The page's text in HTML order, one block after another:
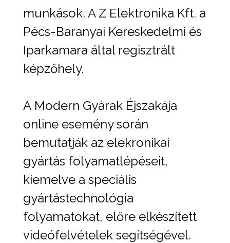
munkások. A Z Elektronika Kft. a
Pécs-Baranyai Kereskedelmi és
Iparkamara által regisztrált
képzőhely.
A Modern Gyárak Éjszakája
online esemény során
bemutatják az elekronikai
gyártás folyamatlépéseit,
kiemelve a speciális
gyártástechnológia
folyamatokat, előre elkészített
videófelvételek segítségével.